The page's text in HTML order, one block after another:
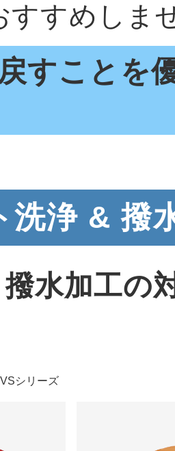
すすめしま
すことを
浄 & 撥
水加工の
シリーズ